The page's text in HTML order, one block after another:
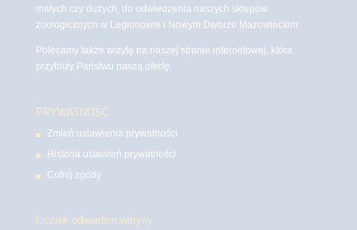
małych czy dużych, do odwiedzenia naszych sklepów
zoologicznych w Legionowie i Nowym Dworze Mazowieckim
Polecamy także wizytę na naszej stronie internetowej, która
przybliży Państwu naszą ofertę.
PRYWATNOŚĆ
Zmień ustawienia prywatności
Historia ustawień prywatności
Cofnij zgody
Licznik odwiedzin witryny